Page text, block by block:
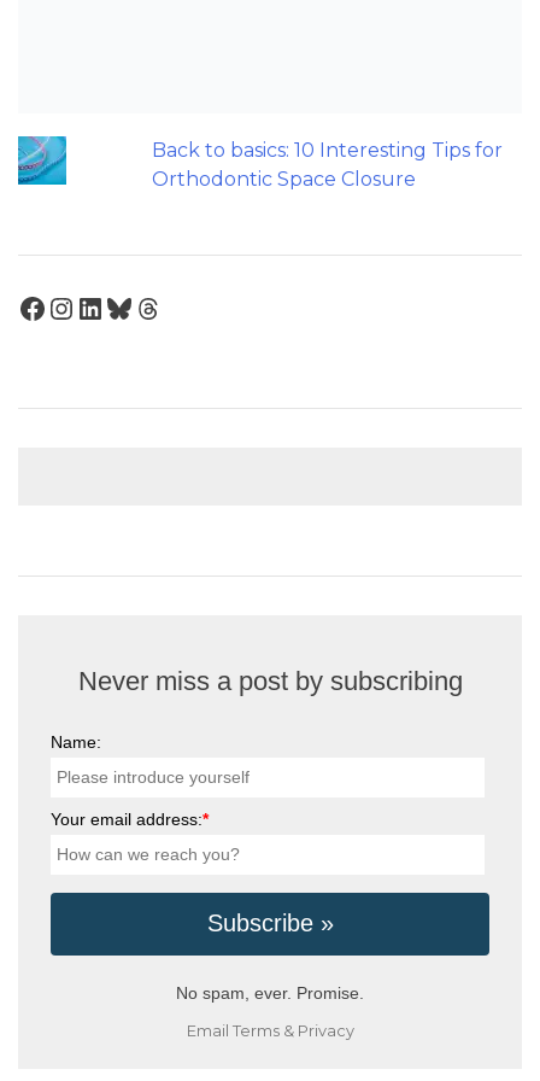
Back to basics: 10 Interesting Tips for
Orthodontic Space Closure
Facebook
Instagram
LinkedIn
Bluesky
Threads
Never miss a post by subscribing
Name:
Your email address:*
No spam, ever. Promise.
Email Terms& Privacy